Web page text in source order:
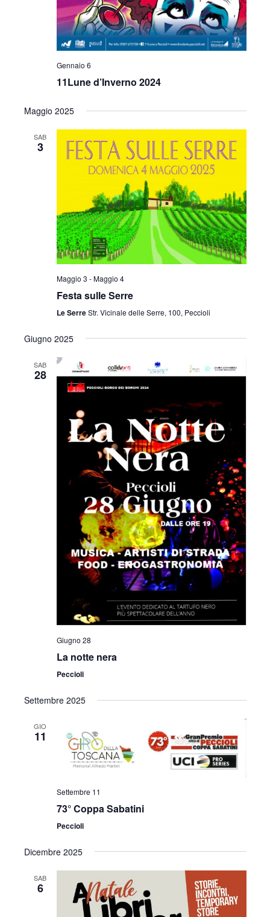
Gennaio 6
11Lune d’Inverno 2024
Maggio 2025
SAB
3
Maggio 3 -Maggio 4
Festa sulle Serre
Le SerreStr. Vicinale delle Serre, 100, Peccioli
Giugno 2025
SAB
28
Giugno 28
La notte nera
Peccioli
Settembre 2025
GIO
11
Settembre 11
73° Coppa Sabatini
Peccioli
Dicembre 2025
SAB
6